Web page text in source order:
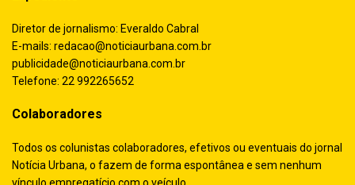
Diretor de jornalismo: Everaldo Cabral
E-mails: redacao@noticiaurbana.com.br
publicidade@noticiaurbana.com.br
Telefone: 22 992265652
Colaboradores
Todos os colunistas colaboradores, efetivos ou eventuais do jornal
Notícia Urbana, o fazem de forma espontânea e sem nenhum
vínculo empregatício com o veículo